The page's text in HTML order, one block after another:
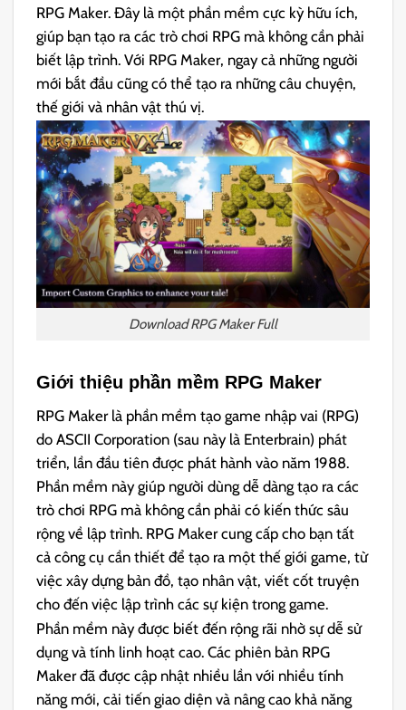
RPG Maker. Đây là một phần mềm cực kỳ hữu ích,
giúp bạn tạo ra các trò chơi RPG mà không cần phải
biết lập trình. Với RPG Maker, ngay cả những người
mới bắt đầu cũng có thể tạo ra những câu chuyện,
thế giới và nhân vật thú vị.
Download RPG Maker Full
Giới thiệu phần mềm RPG Maker
RPG Maker là phần mềm tạo game nhập vai (RPG)
do ASCII Corporation (sau này là Enterbrain) phát
triển, lần đầu tiên được phát hành vào năm 1988.
Phần mềm này giúp người dùng dễ dàng tạo ra các
trò chơi RPG mà không cần phải có kiến thức sâu
rộng về lập trình. RPG Maker cung cấp cho bạn tất
cả công cụ cần thiết để tạo ra một thế giới game, từ
việc xây dựng bản đồ, tạo nhân vật, viết cốt truyện
cho đến việc lập trình các sự kiện trong game.
Phần mềm này được biết đến rộng rãi nhờ sự dễ sử
dụng và tính linh hoạt cao. Các phiên bản RPG
Maker đã được cập nhật nhiều lần với nhiều tính
năng mới, cải tiến giao diện và nâng cao khả năng